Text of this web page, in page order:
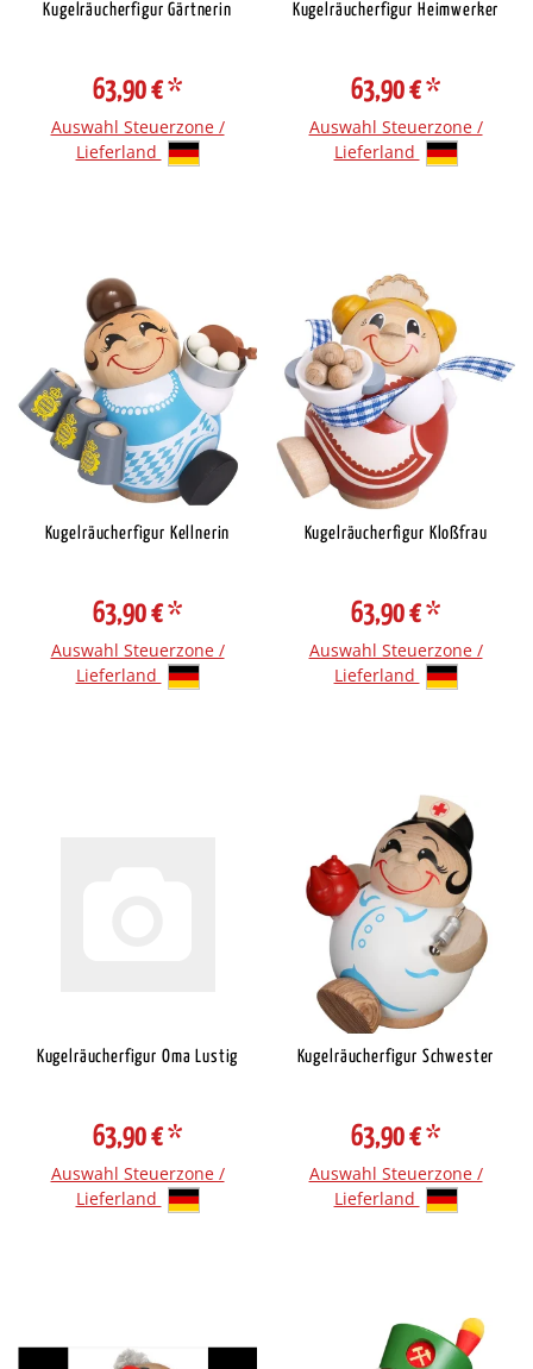
Kugelräucherfigur Gärtnerin
63,90 €*
Auswahl Steuerzone /
Lieferland
Kugelräucherfigur Heimwerker
63,90 €*
Auswahl Steuerzone /
Lieferland
Kugelräucherfigur Kellnerin
63,90 €*
Auswahl Steuerzone /
Lieferland
Kugelräucherfigur Kloßfrau
63,90 €*
Auswahl Steuerzone /
Lieferland
Kugelräucherfigur Oma Lustig
63,90 €*
Auswahl Steuerzone /
Lieferland
Kugelräucherfigur Schwester
63,90 €*
Auswahl Steuerzone /
Lieferland